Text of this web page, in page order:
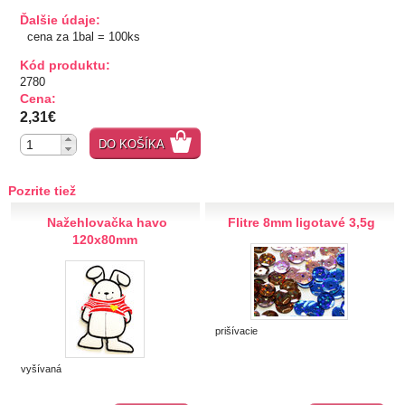
TIPY NA DARČEKY
Zľavnené
Aplikácie
Kovové, plastové
"Pyramídky"
Nažehlovacie, prilepovacie
Navliekacie
Oči, nos,tvár
Taftové skladané
Tyl, satén, monofil
Ďalšie údaje:
cena za 1bal = 100ks
Kód produktu:
2780
Cena:
2,31€
DO KOŠÍKA
Pozrite tiež
Nažehlovačka havo
120x80mm
vyšívaná
Flitre 8mm ligotavé 3,5g
prišívacie